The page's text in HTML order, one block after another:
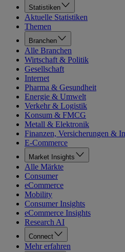
Statistiken
Aktuelle Statistiken
Themen
Branchen
Alle Branchen
Wirtschaft & Politik
Gesellschaft
Internet
Pharma & Gesundheit
Energie & Umwelt
Verkehr & Logistik
Konsum & FMCG
Metall & Elektronik
Finanzen, Versicherungen &
E-Commerce
Market Insights
Alle Märkte
Consumer
eCommerce
Mobility
Consumer Insights
eCommerce Insights
Research AI
Connect
Mehr erfahren